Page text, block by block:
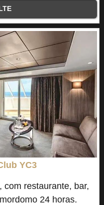
YC3
com restaurante, bar,
24 horas.